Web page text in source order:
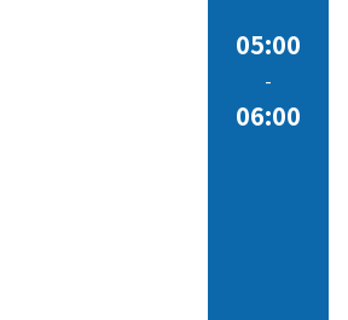
05:00
-
06:00